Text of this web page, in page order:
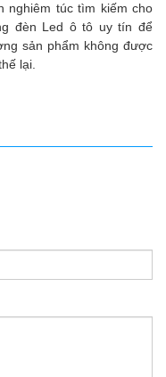
nghiêm túc tìm kiếm cho
đèn Led ô tô uy tín để
sản phẩm không được
lại.